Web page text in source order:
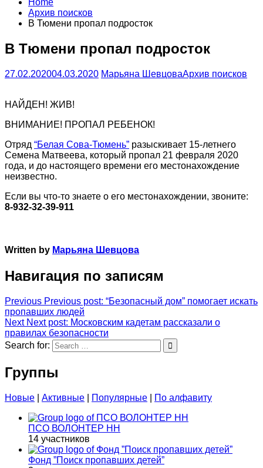
Home
Архив поисков
В Тюмени пропал подросток
В Тюмени пропал подросток
27.02.202004.03.2020 Марьяна ШевцоваАрхив поисков
НАЙДЕН! ЖИВ!
ВНИМАНИЕ! ПРОПАЛ РЕБЕНОК!
Отряд “Белая Сова-Тюмень” разыскивает 15-летнего
Семена Матвеева, который пропал 21 февраля 2020
года, и до настоящего времени его местонахождение
неизвестно.
Если вы что-то знаете о его местонахождении, звоните:
8-932-32-39-911
Written by Марьяна Шевцова
Навигация по записям
Previous Previous post: “Безопасный дом” помогает искать
пропавших людей
Next Next post: Московским кадетам рассказали о
правилах безопасности
Search for:
Группы
Новые Активные Популярные По алфавиту
ПСО ВОЛОНТЕР НН
14 участников
Фонд ”Поиск пропавших детей”